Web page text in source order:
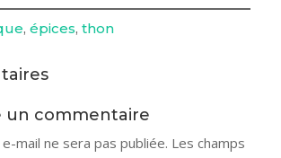
, épices, thon
un commentaire
mail ne sera pas publiée. Les champs